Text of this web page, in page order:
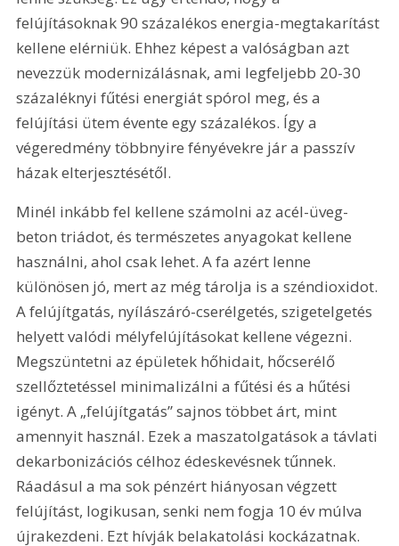
felújításoknak 90 százalékos energia-megtakarítást
kellene elérniük. Ehhez képest a valóságban azt
nevezzük modernizálásnak, ami legfeljebb 20-30
százaléknyi fűtési energiát spórol meg, és a
felújítási ütem évente egy százalékos. Így a
végeredmény többnyire fényévekre jár a passzív
házak elterjesztésétől.
Minél inkább fel kellene számolni az acél-üveg-
beton triádot, és természetes anyagokat kellene
használni, ahol csak lehet. A fa azért lenne
különösen jó, mert az még tárolja is a széndioxidot.
A felújítgatás, nyílászáró-cserélgetés, szigetelgetés
helyett valódi mélyfelújításokat kellene végezni.
Megszüntetni az épületek hőhidait, hőcserélő
szellőztetéssel minimalizálni a fűtési és a hűtési
igényt. A „felújítgatás” sajnos többet árt, mint
amennyit használ. Ezek a maszatolgatások a távlati
dekarbonizációs célhoz édeskevésnek tűnnek.
Ráadásul a ma sok pénzért hiányosan végzett
felújítást, logikusan, senki nem fogja 10 év múlva
újrakezdeni. Ezt hívják belakatolási kockázatnak.